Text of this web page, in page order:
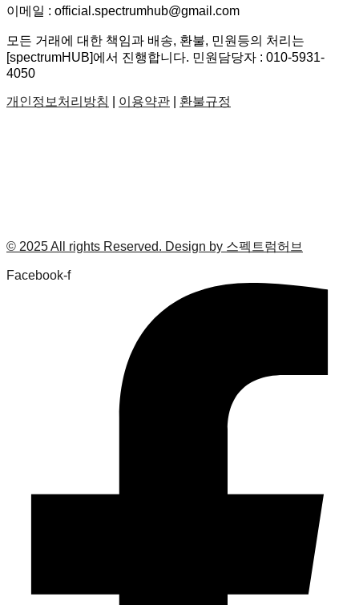
이메일 : official.spectrumhub@gmail.com
모든 거래에 대한 책임과 배송, 환불, 민원등의 처리는
[spectrumHUB]에서 진행합니다. 민원담당자 : 010-5931-
4050
개인정보처리방침 이용약관 환불규정
© 2025 All rights Reserved. Design by 스펙트럼허브
Facebook-f